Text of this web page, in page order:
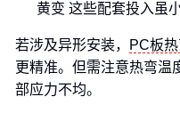
黄变 这些配套投入虽
若涉及异形安装， PC板
更精准。但需注意热弯温
部应力不均。